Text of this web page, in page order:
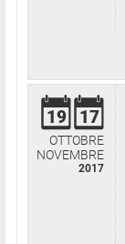
19 17
OTTOBRE
NOVEMBRE
2017